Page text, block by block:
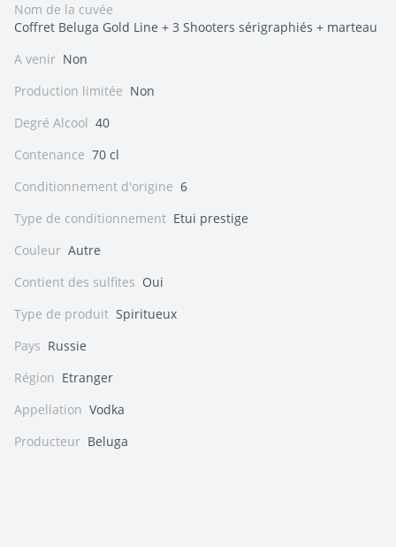
Nom de la cuvée
Coffret Beluga Gold Line + 3 Shooters sérigraphiés + marteau
A venir Non
Production limitée Non
Degré Alcool 40
Contenance 70 cl
Conditionnement d'origine 6
Type de conditionnement Etui prestige
Couleur Autre
Contient des sulfites Oui
Type de produit Spiritueux
Pays Russie
Région Etranger
Appellation Vodka
Producteur Beluga